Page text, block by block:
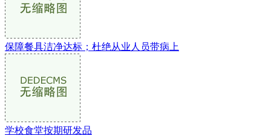
保障餐具洁净达标；杜绝从业人员带病上
学校食堂按期研发品